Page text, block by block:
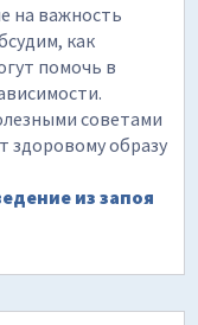
на важность
как
помочь в
советами
здоровому образу
из запоя